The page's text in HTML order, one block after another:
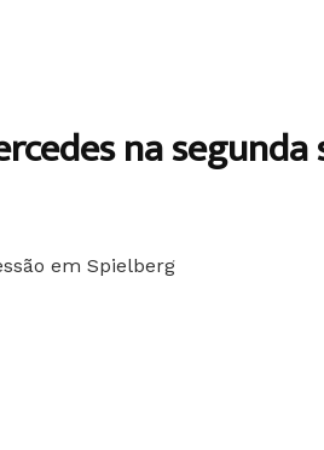
na segunda